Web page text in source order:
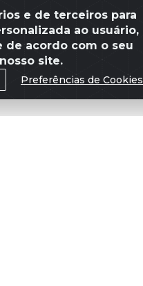
e de terceiros para
ao usuário,
acordo com o seu
site.
Preferências de Cookies